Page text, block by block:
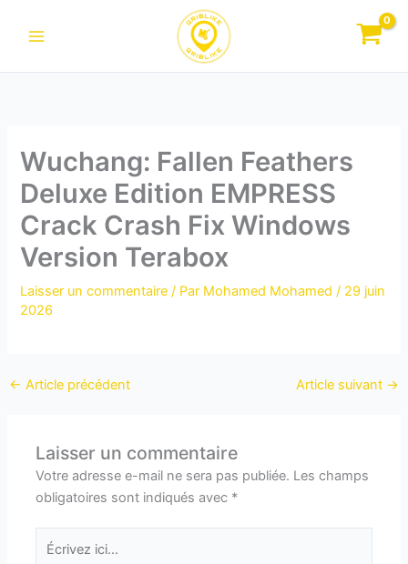
Wuchang: Fallen Feathers
Deluxe Edition EMPRESS
Crack Crash Fix Windows
Version Terabox
Laisser un commentaire / Par Mohamed Mohamed/ 29 juin
2026
← Article précédent Article suivant →
Laisser un commentaire
Votre adresse e-mail ne sera pas publiée. Les champs
obligatoires sont indiqués avec *
Écrivez